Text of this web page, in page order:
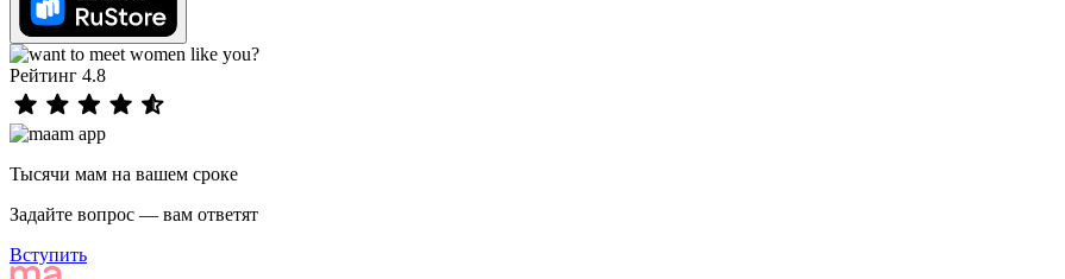
Рейтинг 4.8
Тысячи мам на вашем сроке
Задайте вопрос — вам ответят
Вступить